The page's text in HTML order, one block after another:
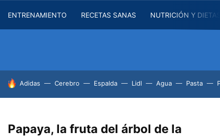
ENTRENAMIENTO RECETAS SANAS NUTRICIÓN Y
HOY SE HABLA DE
Adidas Cerebro Espalda Lidl Agua Pasta
Papaya, la fruta del árbol de la